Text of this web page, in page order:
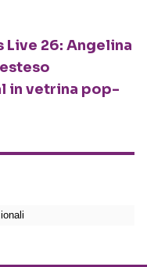
Live 26: Angelina
in vetrina pop-